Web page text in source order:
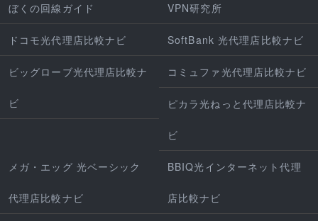
ぼくの回線ガイド VPN研究所
ドコモ光代理店比較ナビ SoftBank 光代理店比較ナビ
ビッグローブ光代理店比較ナ
ビ
コミュファ光代理店比較ナビ
ピカラ光ねっと代理店比較ナ
ビ
メガ・エッグ 光ベーシック
代理店比較ナビ
BBIQ光インターネット代理
店比較ナビ